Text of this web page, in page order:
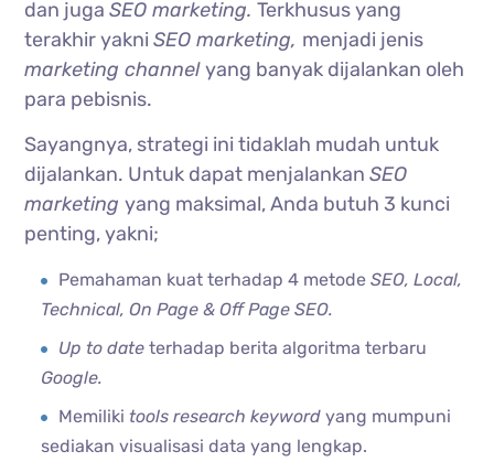
dan jugaSEO marketing.Terkhusus yang
terakhir yakniSEO marketing, menjadi jenis
marketing channelyang banyak dijalankan oleh
para pebisnis.
Sayangnya, strategi ini tidaklah mudah untuk
dijalankan. Untuk dapat menjalankanSEO
marketingyang maksimal, Anda butuh 3 kunci
penting, yakni;
Pemahaman kuat terhadap 4 metodeSEO, Local,
Technical, On Page & Off Page SEO.
Up to dateterhadap berita algoritma terbaru
Google.
Memiliki tools research keywordyang mumpuni
sediakan visualisasi data yang lengkap.